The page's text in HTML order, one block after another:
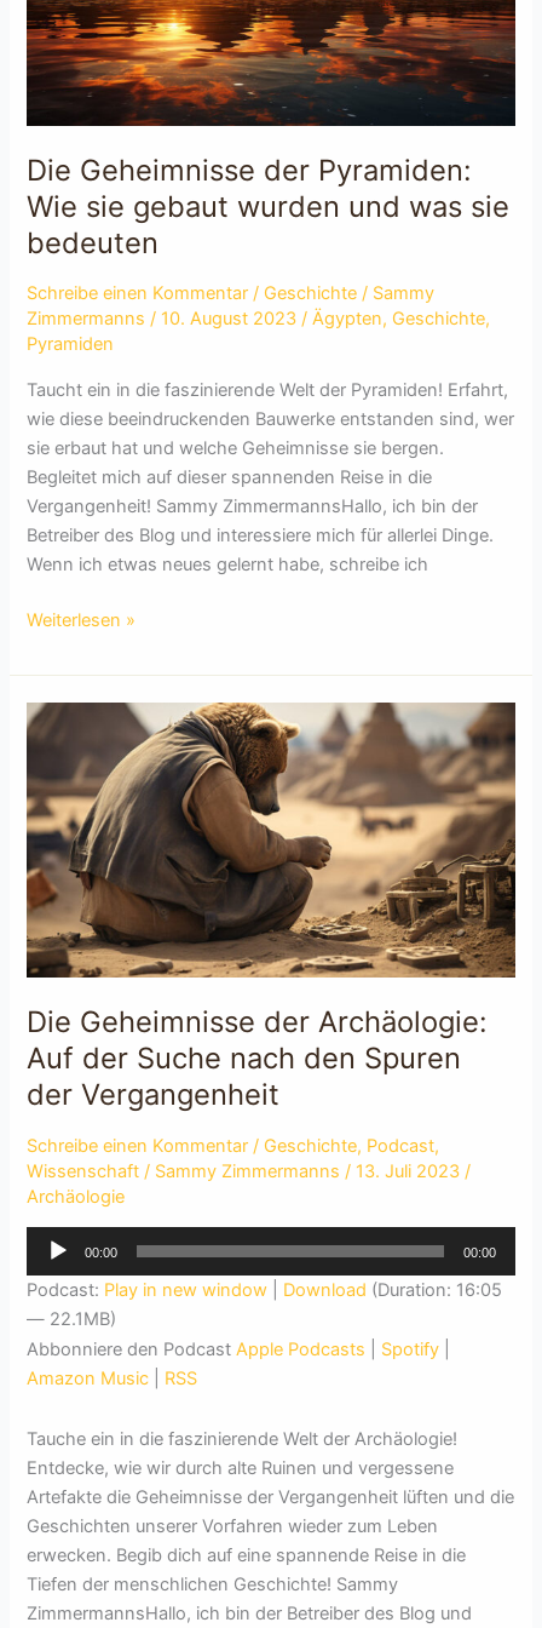
Die Geheimnisse der Pyramiden:
Wie sie gebaut wurden und was sie
bedeuten
Schreibe einen Kommentar / Geschichte / Sammy
Zimmermanns/ 10. August 2023/Ägypten, Geschichte,
Pyramiden
Taucht ein in die faszinierende Welt der Pyramiden! Erfahrt,
wie diese beeindruckenden Bauwerke entstanden sind, wer
sie erbaut hat und welche Geheimnisse sie bergen.
Begleitet mich auf dieser spannenden Reise in die
Vergangenheit! Sammy ZimmermannsHallo, ich bin der
Betreiber des Blog und interessiere mich für allerlei Dinge.
Wenn ich etwas neues gelernt habe, schreibe ich
Die
der
Pyramiden:
Wie
gebaut
wurden
und
was
sie
bedeuten
Weiterlesen »
Die Geheimnisse der Archäologie:
Auf der Suche nach den Spuren
der Vergangenheit
Schreibe einen Kommentar / Geschichte, Podcast,
Wissenschaft / Sammy Zimmermanns/ 13. Juli 2023/
Archäologie
Audio-
00:00 00:00
Podcast: Play in new window Download (Duration: 16:05
— 22.1MB)
Abbonniere den PodcastApple Podcasts Spotify
Amazon Music
RSS
Tauche ein in die faszinierende Welt der Archäologie!
Entdecke, wie wir durch alte Ruinen und vergessene
Artefakte die Geheimnisse der Vergangenheit lüften und die
Geschichten unserer Vorfahren wieder zum Leben
erwecken. Begib dich auf eine spannende Reise in die
Tiefen der menschlichen Geschichte! Sammy
ZimmermannsHallo, ich bin der Betreiber des Blog und